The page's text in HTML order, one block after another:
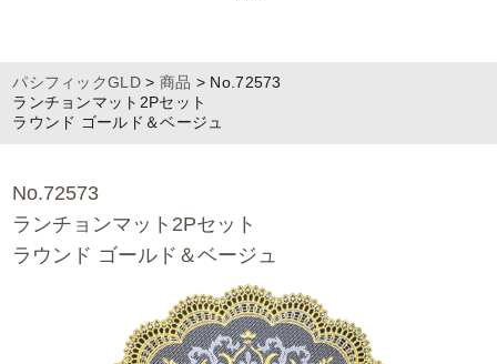
パシフィックGLD> 商品 > No.72573
ランチョンマット2Pセット
ラウンド ゴールド＆ベージュ
No.72573
ランチョンマット2Pセット
ラウンド ゴールド＆ベージュ